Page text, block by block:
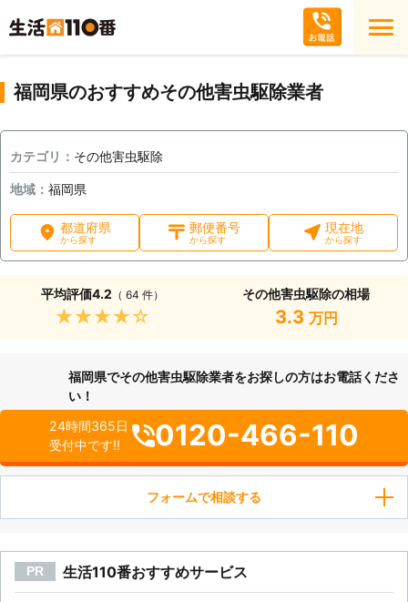
福岡県のおすすめその他害虫駆除業者
カテゴリ： その他害虫駆除
地域： 福岡県
都道府県
から探す
郵便番号
から探す
現在地
から探す
平均評価4.2 （ 64 件）
★★★★★
その他害虫駆除の相場
3.3 万円
福岡県でその他害虫駆除業者をお探しの方はお電話くださ
い！
24時間365日
受付中です!!
0120-466-110
フォームで相談する
PR 生活110番おすすめサービス